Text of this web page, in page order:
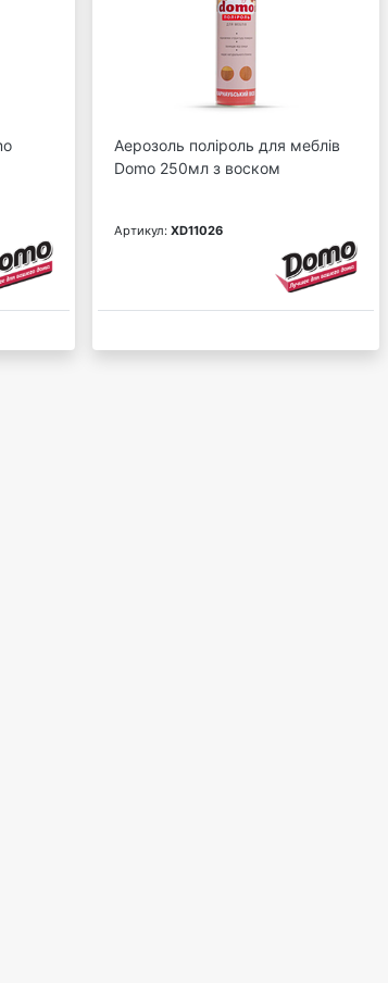
Аерозоль поліроль для меблів
Domo 250мл з воском
Артикул: XD11026